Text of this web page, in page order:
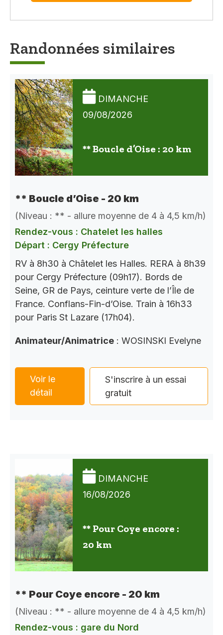
Randonnées similaires
DIMANCHE
09/08/2026
** Boucle d’Oise : 20 km
** Boucle d’Oise - 20 km
(Niveau : ** - allure moyenne de 4 à 4,5 km/h)
Rendez-vous : Chatelet les halles
Départ : Cergy Préfecture
RV à 8h30 à Châtelet les Halles. RERA à 8h39
pour Cergy Préfecture (09h17). Bords de
Seine, GR de Pays, ceinture verte de l’Île de
France. Conflans-Fin-d’Oise. Train à 16h33
pour Paris St Lazare (17h04).
Animateur/Animatrice : WOSINSKI Evelyne
Voir le
détail
S'inscrire à un essai
gratuit
DIMANCHE
16/08/2026
** Pour Coye encore :
20 km
** Pour Coye encore - 20 km
(Niveau : ** - allure moyenne de 4 à 4,5 km/h)
Rendez-vous : gare du Nord